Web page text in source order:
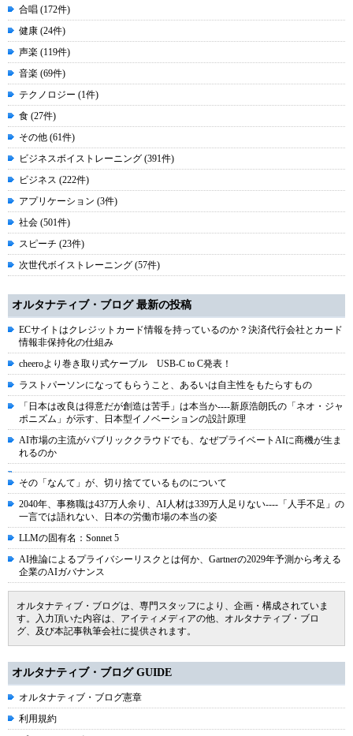
合唱 (172件)
健康 (24件)
声楽 (119件)
音楽 (69件)
テクノロジー (1件)
食 (27件)
その他 (61件)
ビジネスボイストレーニング (391件)
ビジネス (222件)
アプリケーション (3件)
社会 (501件)
スピーチ (23件)
次世代ボイストレーニング (57件)
オルタナティブ・ブログ 最新の投稿
ECサイトはクレジットカード情報を持っているのか？決済代行会社とカード
情報非保持化の仕組み
cheeroより巻き取り式ケーブル USB-C to C発表！
ラストパーソンになってもらうこと、あるいは自主性をもたらすもの
「日本は改良は得意だが創造は苦手」は本当か----新原浩朗氏の「ネオ・ジャ
ポニズム」が示す、日本型イノベーションの設計原理
AI市場の主流がパブリッククラウドでも、なぜプライベートAIに商機が生ま
れるのか
その「なんて」が、切り捨てているものについて
2040年、事務職は437万人余り、AI人材は339万人足りない----「人手不足」の
一言では語れない、日本の労働市場の本当の姿
LLMの固有名：Sonnet 5
AI推論によるプライバシーリスクとは何か、Gartnerの2029年予測から考える
企業のAIガバナンス
オルタナティブ・ブログは、専門スタッフにより、企画・構成されていま
す。入力頂いた内容は、アイティメディアの他、オルタナティブ・ブロ
グ、及び本記事執筆会社に提供されます。
オルタナティブ・ブログ GUIDE
オルタナティブ・ブログ憲章
利用規約